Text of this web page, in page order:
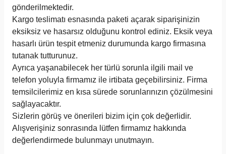
gönderilmektedir.
Kargo teslimatı esnasında paketi açarak siparişinizin
eksiksiz ve hasarsız olduğunu kontrol ediniz. Eksik veya
hasarlı ürün tespit etmeniz durumunda kargo firmasına
tutanak tutturunuz.
Ayrıca yaşanabilecek her türlü sorunla ilgili mail ve
telefon yoluyla firmamız ile irtibata geçebilirsiniz. Firma
temsilcilerimiz en kısa sürede sorunlarınızın çözülmesini
sağlayacaktır.
Sizlerin görüş ve önerileri bizim için çok değerlidir.
Alışverişiniz sonrasında lütfen firmamız hakkında
değerlendirmede bulunmayı unutmayın.